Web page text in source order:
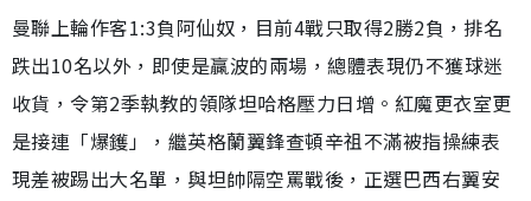
曼聯上輪作客1:3負阿仙奴，目前4戰只取得2勝2負，排名
跌出10名以外，即使是贏波的兩場，總體表現仍不獲球迷
收貨，令第2季執教的領隊坦哈格壓力日增。紅魔更衣室更
是接連「爆鑊」，繼英格蘭翼鋒查頓辛祖不滿被指操練表
現差被踢出大名單，與坦帥隔空罵戰後，正選巴西右翼安